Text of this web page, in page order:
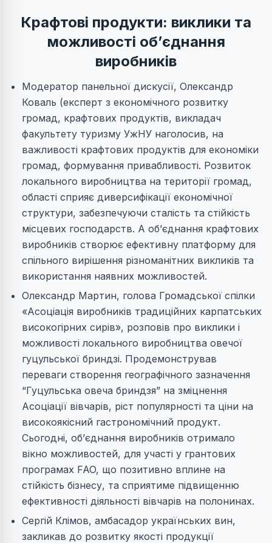
Крафтові продукти: виклики та
можливості об’єднання
виробників
Модератор панельної дискусії, Олександр
Коваль (експерт з економічного розвитку
громад, крафтових продуктів, викладач
факультету туризму УжНУ наголосив, на
важливості крафтових продуктів для економіки
громад, формування привабливості. Розвиток
локального виробництва на території громад,
області сприяє диверсифікації економічної
структури, забезпечуючи сталість та стійкість
місцевих господарств. А об’єднання крафтових
виробників створює ефективну платформу для
спільного вирішення різноманітних викликів та
використання наявних можливостей.
Олександр Мартин, голова Громадської спілки
«Асоціація виробників традиційних карпатських
високогірних сирів», розповів про виклики і
можливості локального виробництва овечої
гуцульської бриндзі. Продемонстрував
переваги створення географічного зазначення
“Гуцульська овеча бриндзя” на зміцнення
Асоціації вівчарів, ріст популярності та ціни на
високоякісний гастрономічний продукт.
Сьогодні, об’єднання виробників отримало
вікно можливостей, для участі у грантових
програмах FAO, що позитивно вплине на
стійкість бізнесу, та сприятиме підвищенню
ефективності діяльності вівчарів на полонинах.
Сергій Клімов, амбасадор українських вин,
закликав до розвитку якості продукції